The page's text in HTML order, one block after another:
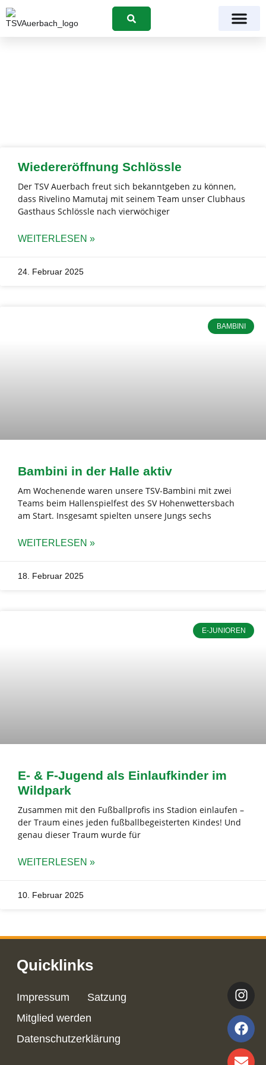
Suchen
Wiedereröffnung Schlössle
Der TSV Auerbach freut sich bekanntgeben zu können,
dass Rivelino Mamutaj mit seinem Team unser Clubhaus
Gasthaus Schlössle nach vierwöchiger
WEITERLESEN »
24. Februar 2025
BAMBINI
Bambini in der Halle aktiv
Am Wochenende waren unsere TSV-Bambini mit zwei
Teams beim Hallenspielfest des SV Hohenwettersbach
am Start. Insgesamt spielten unsere Jungs sechs
WEITERLESEN »
18. Februar 2025
E-JUNIOREN
E- & F-Jugend als Einlaufkinder im
Wildpark
Zusammen mit den Fußballprofis ins Stadion einlaufen –
der Traum eines jeden fußballbegeisterten Kindes! Und
genau dieser Traum wurde für
WEITERLESEN »
10. Februar 2025
Quicklinks
Impressum
Satzung
Mitglied werden
Datenschutzerklärung